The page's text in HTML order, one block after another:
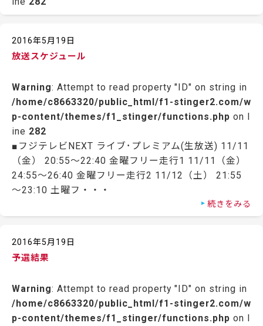
2016年5月19日
放送スケジュール
Warning: Attempt to read property "ID" on string in
/home/c8663320/public_html/f1-stinger2.com/w
p-content/themes/f1_stinger/functions.php on l
ine 282
■フジテレビNEXT ライブ･プレミアム(生放送) 11/11
（金） 20:55～22:40 金曜フリー走行1 11/11（金）
24:55～26:40 金曜フリー走行2 11/12（土） 21:55
～23:10 土曜フ・・・
続きをみる
2016年5月19日
予選結果
Warning: Attempt to read property "ID" on string in
/home/c8663320/public_html/f1-stinger2.com/w
p-content/themes/f1_stinger/functions.php on l